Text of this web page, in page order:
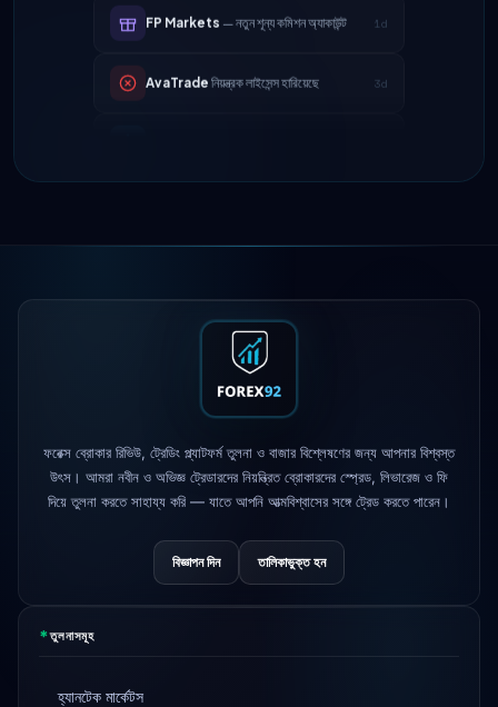
AvaTradeনিয়ন্ত্রক লাইসেন্স হারিয়েছে 3d
Tickmillউত্তোলনের গতি এখন ২৪ ঘণ্টা 4d
FP Markets — নতুন শূন্য কমিশন অ্যাকাউন্ট
নিয়ন্ত্রক লাইসেন্স হারিয়েছে
Tickmillউত্তোলনের গতি এখন ২৪ ঘণ্টা 4d
ফরেক্স ব্রোকার রিভিউ, ট্রেডিং প্ল্যাটফর্ম তুলনা ও বাজার বিশ্লেষণের জন্য আপনার বিশ্বস্ত
উৎস। আমরা নবীন ও অভিজ্ঞ ট্রেডারদের নিয়ন্ত্রিত ব্রোকারদের স্প্রেড, লিভারেজ ও ফি
দিয়ে তুলনা করতে সাহায্য করি — যাতে আপনি আত্মবিশ্বাসের সঙ্গে ট্রেড করতে পারেন।
বিজ্ঞাপন দিন তালিকাভুক্ত হন
*তুলনাসমূহ
হ্যানটেক মার্কেটস